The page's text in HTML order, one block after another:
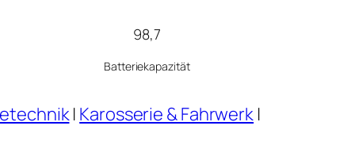
98,7
Batteriekapazität
| Karosserie & Fahrwerk |